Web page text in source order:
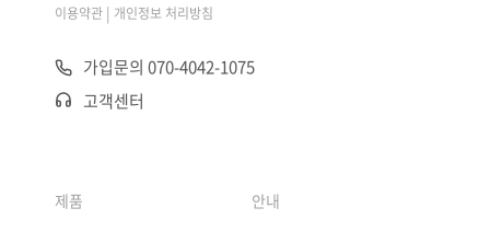
이용약관 | 개인정보 처리방침
가입문의 070-4042-1075
고객센터
제품 안내